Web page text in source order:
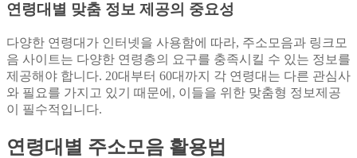
연령대별 맞춤 정보 제공의 중요성
다양한 연령대가 인터넷을 사용함에 따라, 주소모음과 링크모
음 사이트는 다양한 연령층의 요구를 충족시킬 수 있는 정보를
제공해야 합니다. 20대부터 60대까지 각 연령대는 다른 관심사
와 필요를 가지고 있기 때문에, 이들을 위한 맞춤형 정보제공
이 필수적입니다.
연령대별 주소모음 활용법